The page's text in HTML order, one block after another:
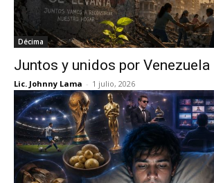
Décima
Juntos y unidos por Venezuela
Lic. Johnny Lama - 1 julio, 2026